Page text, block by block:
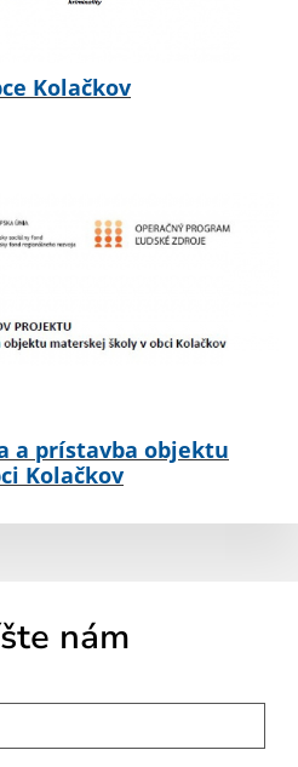
Kolačkov
a prístavba objektu
Kolačkov
nám